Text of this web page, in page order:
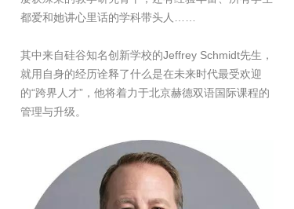
都爱和她讲心里话的学科带头人……
其中来自硅谷知名创新学校的Jeffrey Schmidt先生，
就用自身的经历诠释了什么是在未来时代最受欢迎
的“跨界人才”，他将着力于北京赫德双语国际课程的
管理与升级。